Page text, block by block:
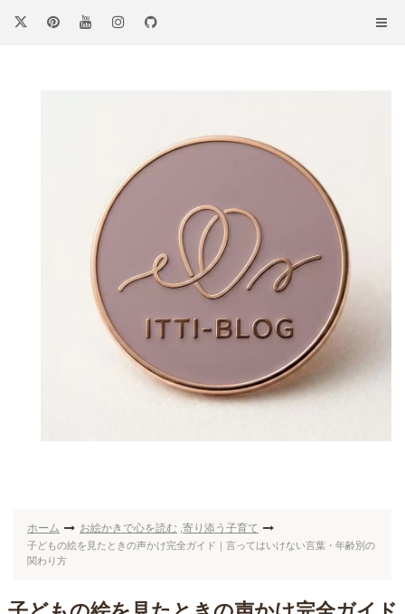
ホーム お絵かきで心を読む 寄り添う子育て
子どもの絵を見たときの声かけ完全ガイド｜言ってはいけない言葉・年齢別の
関わり方